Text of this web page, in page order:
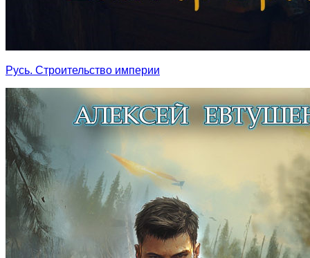
Русь. Строительство империи